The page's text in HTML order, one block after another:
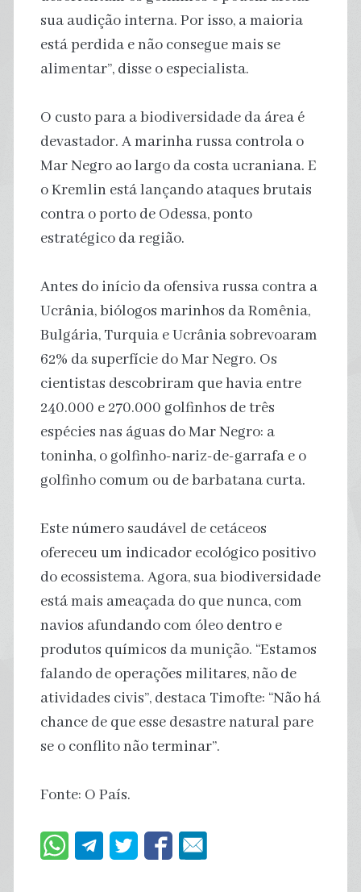
sua audição interna. Por isso, a maioria
está perdida e não consegue mais se
alimentar”, disse o especialista.
O custo para a biodiversidade da área é
devastador. A marinha russa controla o
Mar Negro ao largo da costa ucraniana. E
o Kremlin está lançando ataques brutais
contra o porto de Odessa, ponto
estratégico da região.
Antes do início da ofensiva russa contra a
Ucrânia, biólogos marinhos da Romênia,
Bulgária, Turquia e Ucrânia sobrevoaram
62% da superfície do Mar Negro. Os
cientistas descobriram que havia entre
240.000 e 270.000 golfinhos de três
espécies nas águas do Mar Negro: a
toninha, o golfinho-nariz-de-garrafa e o
golfinho comum ou de barbatana curta.
Este número saudável de cetáceos
ofereceu um indicador ecológico positivo
do ecossistema. Agora, sua biodiversidade
está mais ameaçada do que nunca, com
navios afundando com óleo dentro e
produtos químicos da munição. “Estamos
falando de operações militares, não de
atividades civis”, destaca Timofte: “Não há
chance de que esse desastre natural pare
se o conflito não terminar”.
Fonte: O País.